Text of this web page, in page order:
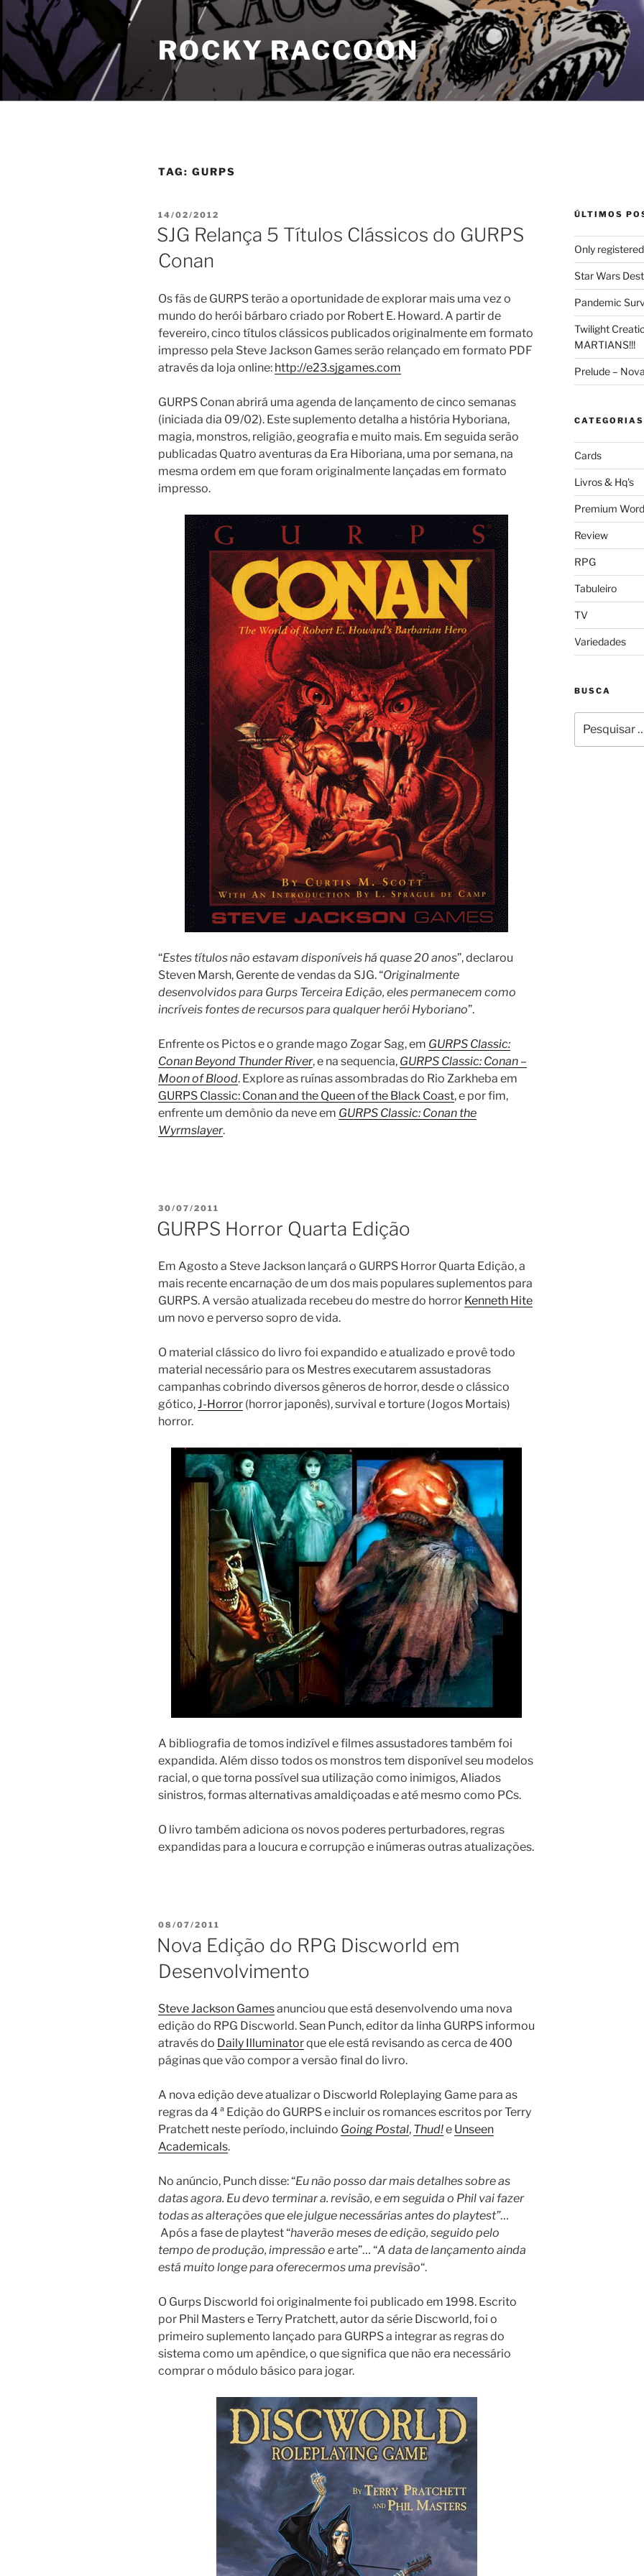
Pular
para
conteúdo
ROCKY RACCOON
TAG: GURPS
PUBLICADO
EM
14/02/2012
SJG Relança 5 Títulos Clássicos do GURPS
Conan
Os fãs de GURPS terão a oportunidade de explorar mais uma vez o
mundo do herói bárbaro criado por Robert E. Howard. A partir de
fevereiro, cinco títulos clássicos publicados originalmente em formato
impresso pela Steve Jackson Games serão relançado em formato PDF
através da loja online: http://e23.sjgames.com
GURPS Conan abrirá uma agenda de lançamento de cinco semanas
(iniciada dia 09/02). Este suplemento detalha a história Hyboriana,
magia, monstros, religião, geografia e muito mais. Em seguida serão
publicadas Quatro aventuras da Era Hiboriana, uma por semana, na
mesma ordem em que foram originalmente lançadas em formato
impresso.
“Estes títulos não estavam disponíveis há quase 20 anos”, declarou
Steven Marsh, Gerente de vendas da SJG. “Originalmente
desenvolvidos para Gurps Terceira Edição, eles permanecem como
incríveis fontes de recursos para qualquer herói Hyboriano”.
Enfrente os Pictos e o grande mago Zogar Sag, em GURPS Classic:
Conan Beyond Thunder River, e na sequencia, GURPS Classic: Conan –
Moon of Blood. Explore as ruínas assombradas do Rio Zarkheba em
GURPS Classic: Conan and the Queen of the Black Coast, e por fim,
enfrente um demônio da neve em GURPS Classic: Conan the
Wyrmslayer.
PUBLICADO
30/07/2011
GURPS Horror Quarta Edição
Em Agosto a Steve Jackson lançará o GURPS Horror Quarta Edição, a
mais recente encarnação de um dos mais populares suplementos para
GURPS. A versão atualizada recebeu do mestre do horror Kenneth Hite
um novo e perverso sopro de vida.
O material clássico do livro foi expandido e atualizado e provê todo
material necessário para os Mestres executarem assustadoras
campanhas cobrindo diversos gêneros de horror, desde o clássico
gótico,J-Horror (horror japonês), survival e torture (Jogos Mortais)
horror.
A bibliografia de tomos indizível e filmes assustadores também foi
expandida. Além disso todos os monstros tem disponível seu modelos
racial, o que torna possível sua utilização como inimigos, Aliados
sinistros, formas alternativas amaldiçoadas e até mesmo como PCs.
O livro também adiciona os novos poderes perturbadores, regras
expandidas para a loucura e corrupção e inúmeras outras atualizações.
PUBLICADO
EM
08/07/2011
Nova Edição do RPG Discworld em
Desenvolvimento
Steve Jackson Gamesanunciou que está desenvolvendo uma nova
edição do RPG Discworld. Sean Punch, editor da linha GURPS informou
através do Daily Illuminatorque ele está revisando as cerca de 400
páginas que vão compor a versão final do livro.
A nova edição deve atualizar o Discworld Roleplaying Game para as
regras da 4 ª Edição do GURPS e incluir os romances escritos por Terry
Pratchett neste período, incluindo Going Postal, Thud!e Unseen
Academicals.
No anúncio, Punch disse: “Eu não posso dar mais detalhes sobre as
datas agora. Eu devo terminar a. revisão, e em seguida o Phil vai fazer
todas as alterações que ele julgue necessárias antes do playtest”…
Após a fase de playtest “haverão meses de edição, seguido pelo
tempo de produção, impressão earte”… “A data de lançamento ainda
está muito longe para oferecermos uma previsão“.
O Gurps Discworld foi originalmente foi publicado em 1998. Escrito
por Phil Masters e Terry Pratchett, autor da série Discworld, foi o
primeiro suplemento lançado para GURPS a integrar as regras do
sistema como um apêndice, o que significa que não era necessário
comprar o módulo básico para jogar.
ÚLTIMOS
Only
Star Wars
Pandemic
Twilight
MARTIANS!!!
Prelude –
CATEGORIAS
Cards
Livros & Hq's
Premium
Review
RPG
Tabuleiro
TV
Variedades
BUSCA
por: